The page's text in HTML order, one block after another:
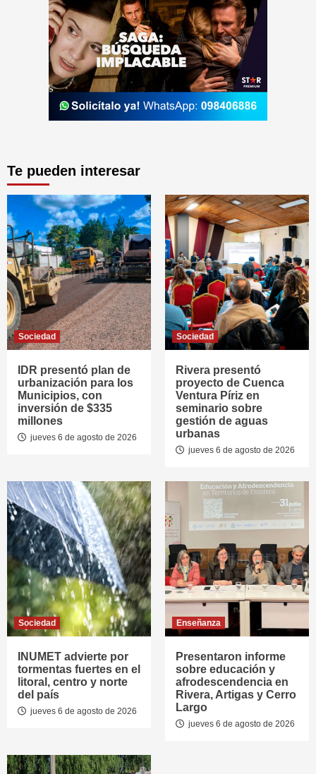
Te pueden interesar
Sociedad
IDR presentó plan de
urbanización para los
Municipios, con
inversión de $335
millones
jueves 6 de agosto de 2026
Sociedad
Rivera presentó
proyecto de Cuenca
Ventura Píriz en
seminario sobre
gestión de aguas
urbanas
jueves 6 de agosto de 2026
Sociedad
INUMET advierte por
tormentas fuertes en el
litoral, centro y norte
del país
jueves 6 de agosto de 2026
Enseñanza
Presentaron informe
sobre educación y
afrodescendencia en
Rivera, Artigas y Cerro
Largo
jueves 6 de agosto de 2026